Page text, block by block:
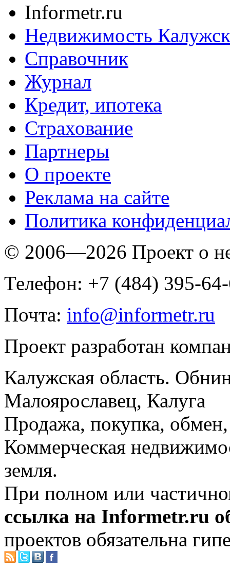
Informetr.ru
Недвижимость
Справочник
Журнал
Кредит, ипотека
Страхование
Партнеры
O проекте
Реклама на сайте
Политика
© 2006—2026 Проект о
Телефон: +7 (484) 395-
Почта: info@informetr.ru
Проект разработан
Калужская область.
Малоярославец, Калуга
Продажа, покупка, обмен,
Коммерческая
земля.
При полном или
ссылка на Informetr.ru
проектов обязательна